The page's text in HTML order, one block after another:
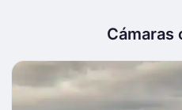
Cámaras